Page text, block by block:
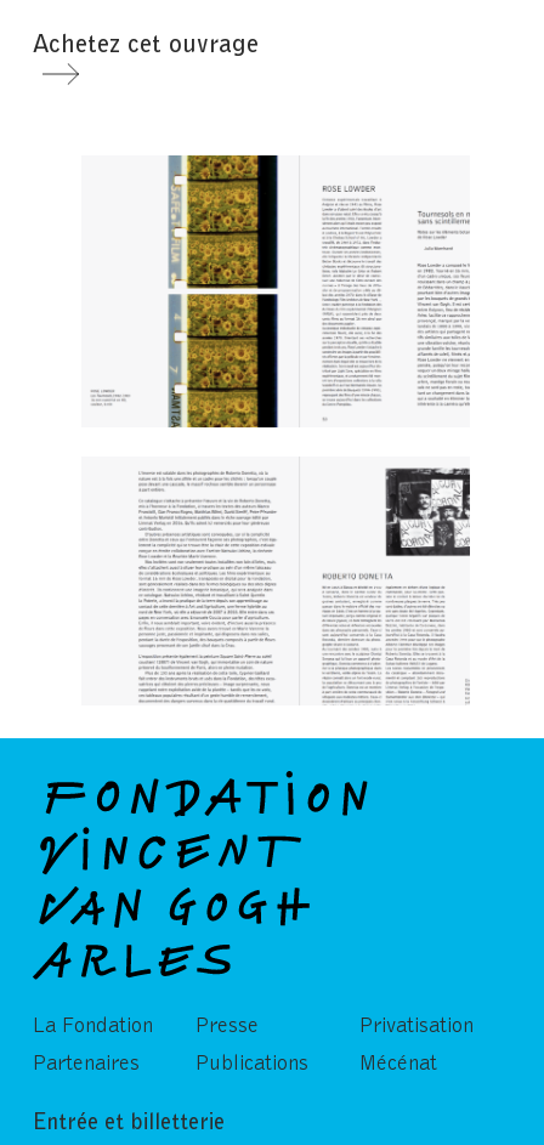
Achetez cet ouvrage
La Fondation
Partenaires
Presse
Publications
Privatisation
Mécénat
Entrée et billetterie